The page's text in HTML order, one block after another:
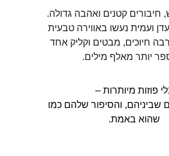
חיבורים קטנים ואהבה גדולה.
ועמית נעשו באווירה טבעית
חיוכים, מבטים וקליק אחד
יותר מאלף מילים.
פוזות מיותרות –
שביניהם, והסיפור שלהם כמו
שהוא באמת.